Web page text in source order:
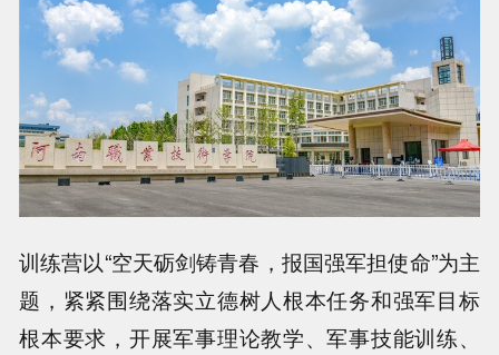
训练营以“空天砺剑铸青春，报国强军担使命”为主
题，紧紧围绕落实立德树人根本任务和强军目标
根本要求，开展军事理论教学、军事技能训练、